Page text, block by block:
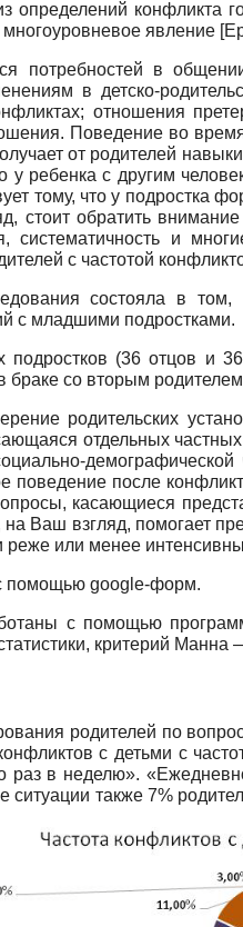
конфликта
явление [
потребностей в
в детско-
отношения
Поведение во
от родителей
ребенка с другим
тому, что у подростка
стоит обратить
систематичность и
с частотой
состояла в
с младшими подростками.
подростков (36 отцов и
со вторым
родительских
отдельных
поведение после
касающиеся
Ваш взгляд, помогает
реже или менее
помощью google-форм.
с помощью
критерий Манна
родителей по
с детьми с
раз в неделю».
также 7%